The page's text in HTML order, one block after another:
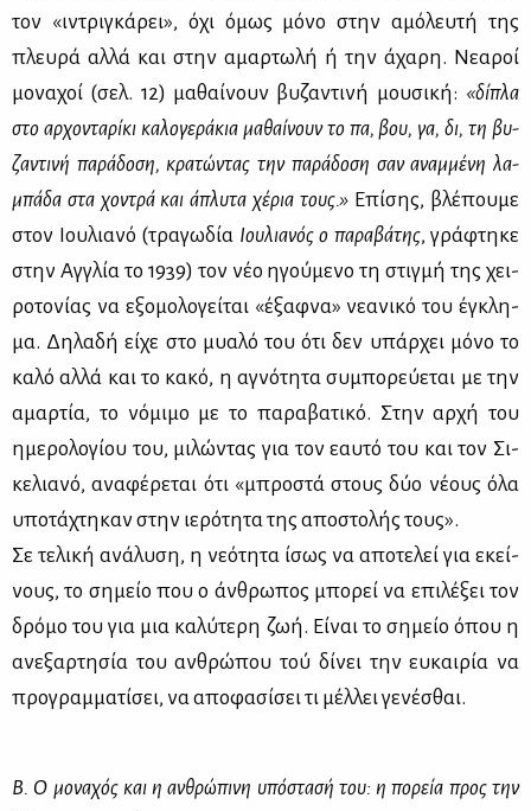
τον «ιντρι­γκά­ρει», όχι όμως μό­νο στην αμό­λευ­τή της
πλευ­ρά αλ­λά και στην αμαρ­τω­λή ή την άχα­ρη. Νε­α­ροί
μο­να­χοί (σελ. 12) μα­θαί­νουν βυ­ζα­ντι­νή μου­σι­κή: «δί­πλα
στο αρ­χο­ντα­ρί­κι κα­λο­γε­ρά­κια μα­θαί­νουν το πα, βου, γα, δι, τη βυ­
ζα­ντι­νή πα­ρά­δο­ση, κρα­τώ­ντας την πα­ρά­δο­ση σαν αναμ­μέ­νη λα­
μπά­δα στα χο­ντρά και άπλυ­τα χέ­ρια τους.» Επί­σης, βλέ­που­με
στον Ιου­λια­νό (τρα­γω­δία Ιου­λια­νός ο πα­ρα­βά­της, γρά­φτη­κε
στην Αγ­γλία το 1939) τον νέο ηγού­με­νο τη στιγ­μή της χει­
ρο­το­νί­ας να εξο­μο­λο­γεί­ται «έξαφ­να» νε­α­νι­κό του έγκλη­
μα. Δη­λα­δή εί­χε στο μυα­λό του ότι δεν υπάρ­χει μό­νο το
κα­λό αλ­λά και το κα­κό, η αγνό­τη­τα συ­μπο­ρεύ­ε­ται με την
αμαρ­τία, το νό­μι­μο με το πα­ρα­βα­τι­κό. Στην αρ­χή του
ημε­ρο­λο­γί­ου του, μι­λώ­ντας για τον εαυ­τό του και τον Σι­
κε­λια­νό, ανα­φέ­ρε­ται ότι «μπρο­στά στους δύο νέ­ους όλα
υπο­τά­χτη­καν στην ιε­ρό­τη­τα της απο­στο­λής τους».
Σε τε­λι­κή ανά­λυ­ση, η νε­ό­τη­τα ίσως να απο­τε­λεί για εκεί­
νους, το ση­μείο που ο άν­θρω­πος μπο­ρεί να επι­λέ­ξει τον
δρό­μο του για μια κα­λύ­τε­ρη ζωή. Εί­ναι το ση­μείο όπου η
ανε­ξαρ­τη­σία του αν­θρώ­που τού δί­νει την ευ­και­ρία να
προ­γραμ­μα­τί­σει, να απο­φα­σί­σει τι μέλ­λει γε­νέ­σθαι.
Β. Ο μο­να­χός και η αν­θρώ­πι­νη υπό­στα­σή του: η πο­ρεία προς την